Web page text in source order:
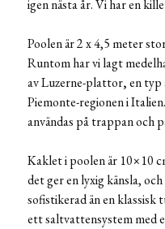
igen nästa år. Vi har en
Poolen är 2 x 4,5 meter
Runtom har vi lagt
av Luzerne-plattor,en typ
Piemonte-regionen i
användas på trappan och
Kaklet i poolen är 10×10
det ger en lyxig känsla,
sofistikerad än en klassisk
ett saltvattensystem med